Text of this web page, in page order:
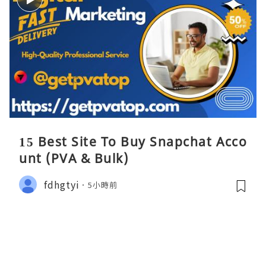
15 Best Site To Buy Snapchat Acco
unt (PVA & Bulk)
fdhgtyi 5小時前